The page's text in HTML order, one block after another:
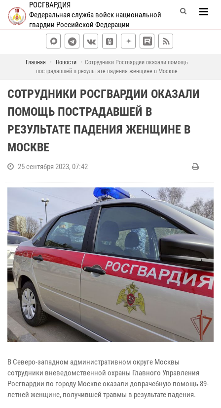
РОСГВАРДИЯ
Федеральная служба войск национальной
гвардии Российской Федерации
Главная Новости
Сотрудники Росгвардии оказали помощь
пострадавшей в результате падения женщине в Москве
СОТРУДНИКИ РОСГВАРДИИ ОКАЗАЛИ
ПОМОЩЬ ПОСТРАДАВШЕЙ В
РЕЗУЛЬТАТЕ ПАДЕНИЯ ЖЕНЩИНЕ В
МОСКВЕ
25 сентября 2023, 07:42
В Северо-западном административном округе Москвы
сотрудники вневедомственной охраны Главного Управления
Росгвардии по городу Москве оказали доврачебную помощь 89-
летней женщине, получившей травмы в результате падения.